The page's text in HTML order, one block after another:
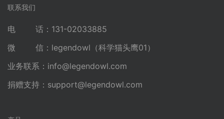
联系我们
电 话：131-02033885
微 信：legendowl（科学猫头鹰01）
业务联系： info@legendowl.com
捐赠支持： support@legendowl.com